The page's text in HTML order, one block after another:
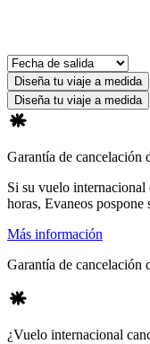
Diseña tu viaje a medida
Diseña tu viaje a medida
Garantía de cancelación
Si su vuelo internacional
horas, Evaneos pospone
Más información
Garantía de cancelación
¿Vuelo internacional